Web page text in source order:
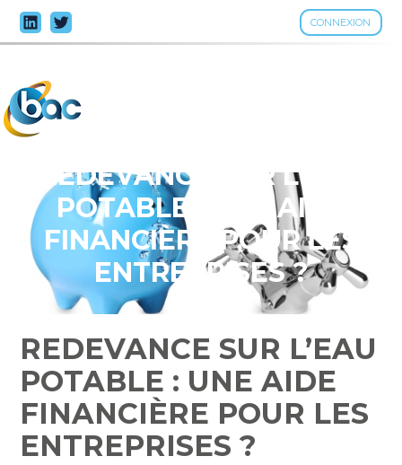
CONNEXION
Aller
au
REDEVANCE SUR L’EAU
POTABLE : UNE AIDE
FINANCIÈRE POUR LES
ENTREPRISES ?
REDEVANCE SUR L’EAU
POTABLE : UNE AIDE
FINANCIÈRE POUR LES
ENTREPRISES ?